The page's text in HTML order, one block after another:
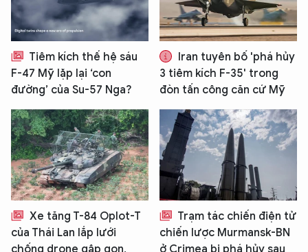
Tiêm kích thế hệ sáu
F-47 Mỹ lặp lại ‘con
đường’ của Su-57 Nga?
Iran tuyên bố 'phá hủy
3 tiêm kích F-35' trong
đòn tấn công căn cứ Mỹ
Xe tăng T-84 Oplot-T
của Thái Lan lắp lưới
Trạm tác chiến điện tử
chiến lược Murmansk-BN